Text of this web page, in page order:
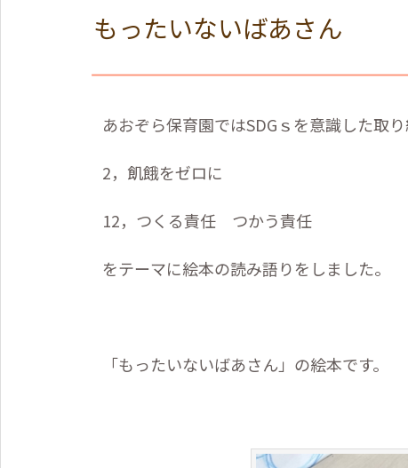
もったいないばあさん
あおぞら保育園ではSDGｓを意識した取
2，飢餓をゼロに
12，つくる責任 つかう責任
をテーマに絵本の読み語りをしました。
「もったいないばあさん」の絵本です。